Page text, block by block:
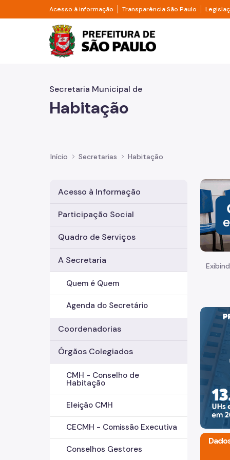
Pular para o Conteúdo principal
Acesso à informação Divisor de acesso à informação
Transparência São Paulo Divisor
Prefeitura de São
Secretaria Municipal de
Habitação
Início Secretarias Habitação
Acesso à Informação
Participação Social
Quadro de Serviços
A Secretaria
Quem é Quem
Agenda do Secretário
Coordenadorias
Órgãos Colegiados
CMH - Conselho de
Habitação
Eleição CMH
CECMH - Comissão Executiva
Conselhos Gestores